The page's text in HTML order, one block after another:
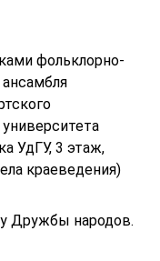
фольклорно-
УдГУ, 3 этаж,
краеведения)
Дружбы народов.